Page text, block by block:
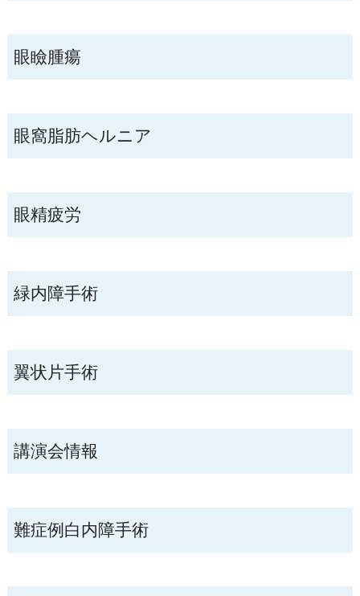
眼瞼腫瘍
眼窩脂肪ヘルニア
眼精疲労
緑内障手術
翼状片手術
講演会情報
難症例白内障手術